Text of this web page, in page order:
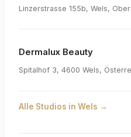
Linzerstrasse 155b, Wels,
Dermalux Beauty
Spitalhof 3, 4600 Wels,
Alle Studios in Wels →